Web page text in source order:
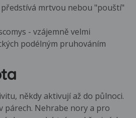
mrtvou nebou "pouští"
- vzájemně velmi
podélným pruhováním
někdy aktivují až do půlnoci.
párech. Nehrabe nory a pro